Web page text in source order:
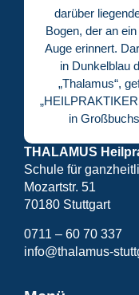
THALAMUS
Schule für
Mozartstr. 51
70180 Stuttgart
0711 – 60 70 337
info@thalamus-